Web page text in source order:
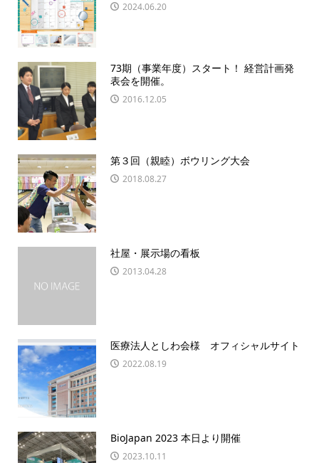
2024.06.20
73期（事業年度）スタート！ 経営計画発
表会を開催。
2016.12.05
第３回（親睦）ボウリング大会
2018.08.27
社屋・展示場の看板
2013.04.28
医療法人としわ会様 オフィシャルサイト
2022.08.19
BioJapan 2023 本日より開催
2023.10.11